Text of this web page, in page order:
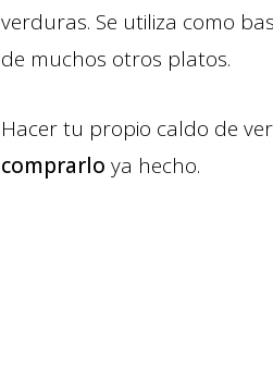
verduras. Se utiliza como
de muchos otros platos.
Hacer tu propio caldo de
comprarlo ya hecho.